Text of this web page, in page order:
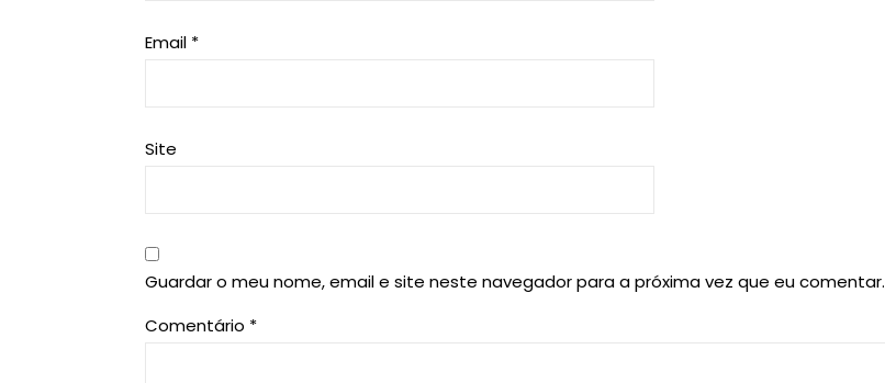
Email *
Site
Guardar o meu nome, email e site neste navegador para a próxima vez que eu comentar.
Comentário *